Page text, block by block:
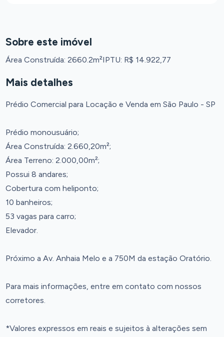
Sobre este imóvel
Área Construída: 2660.2m²IPTU: R$ 14.922,77
Mais detalhes
Prédio Comercial para Locação e Venda em São Paulo - SP
Prédio monousuário;
Área Construída: 2.660,20m²;
Área Terreno: 2.000,00m²;
Possui 8 andares;
Cobertura com heliponto;
10 banheiros;
53 vagas para carro;
Elevador.
Próximo a Av. Anhaia Melo e a 750M da estação Oratório.
Para mais informações, entre em contato com nossos
corretores.
*Valores expressos em reais e sujeitos à alterações sem